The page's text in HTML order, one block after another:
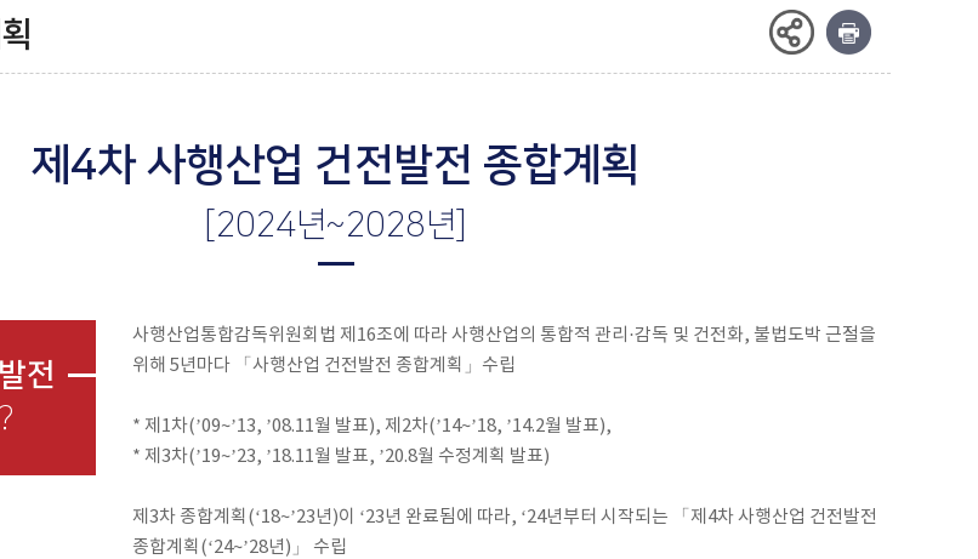
제4차 사행산업 건전발전 종합계획
[2024년~2028년]
전
사행산업통합감독위원회법 제16조에 따라 사행산업의 통합적 관리·감독 및 건전화, 불법도박 근절을
위해 5년마다 「사행산업 건전발전 종합계획」수립
* 제1차(’09~’13, ’08.11월 발표), 제2차(’14~’18, ’14.2월 발표),
* 제3차(’19~’23, ’18.11월 발표, ’20.8월 수정계획 발표)
제3차 종합계획(‘18~’23년)이 ‘23년 완료됨에 따라, ‘24년부터 시작되는 「제4차 사행산업 건전발전
종합계획(‘24~’28년)」 수립